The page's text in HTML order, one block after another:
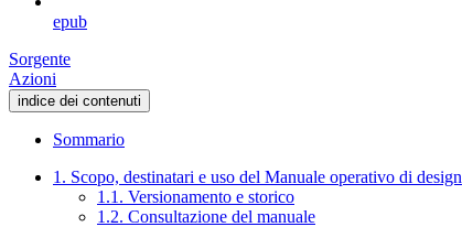
epub
Sorgente
Azioni
indice dei contenuti
Sommario
1. Scopo, destinatari e uso del Manuale operativo di design
1.1. Versionamento e storico
1.2. Consultazione del manuale